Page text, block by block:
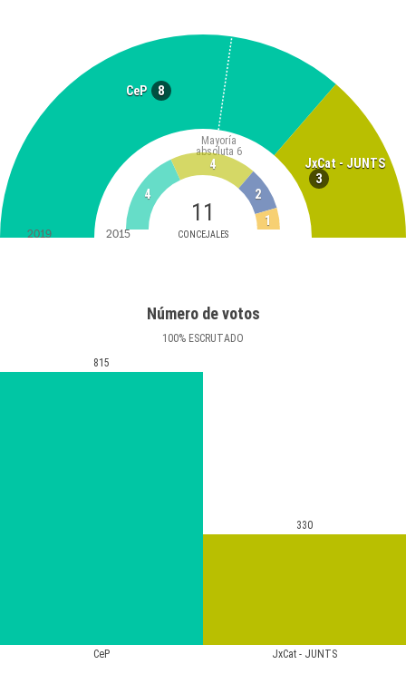
CeP 8
JxCat - JUNTS
3
11
CONCEJALES
Mayoría
absoluta 6
4
4
2
1
2019 2015
Número de votos
100% ESCRUTADO
CeP JxCat - JUNTS
815
330